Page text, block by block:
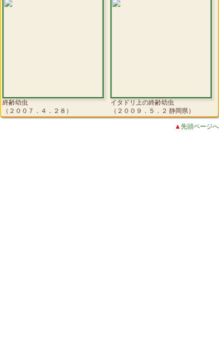
終齢幼虫
（２００７．４．２８）
イタドリ上の終齢幼虫
（２００９．５．２ 静岡県）
▲ 先頭ページへ